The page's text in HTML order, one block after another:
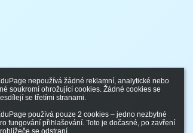
nepoužívá žádné reklamní, analytické nebo
soukromí ohrožující cookies. Žádné cookies se
se třetími stranami.
používá pouze 2 cookies – jedno nezbytné
fungování přihlašování. Toto je dočasné, po zavření
se odstraní.